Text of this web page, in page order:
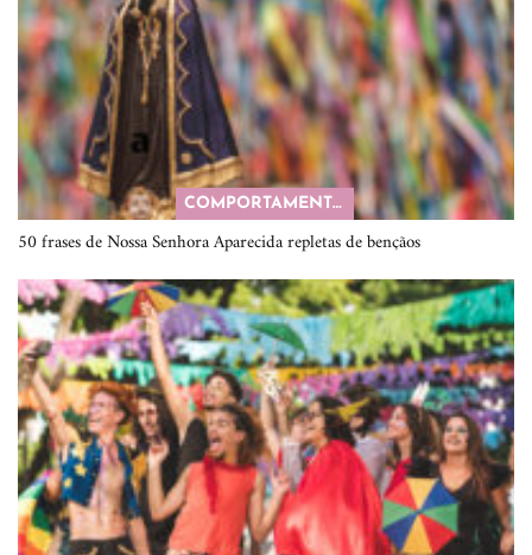
COMPORTAMENTO
50 frases de Nossa Senhora Aparecida repletas de bençãos